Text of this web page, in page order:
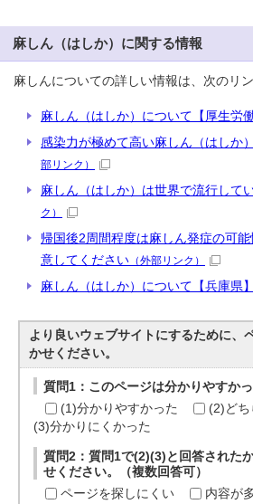
麻しん（はしか）に関する情報
麻しんについての詳しい情報は、次のリ
麻しん（はしか）について【厚生労働
感染力が極めて高い麻しん（はしか
部リンク）
麻しん（はしか）は世界で流行して
ク）
帰国後2周間程度は麻しん発症の可
意してください （外部リンク）
麻しん（はしか）について【兵庫県】
より良いウェブサイトにするために、
かせください。
質問1：このページは分かりやすか
(1)分かりやすかった
(2)ど
(3)分かりにくかった
質問2：質問1で(2)(3)と回答された
せください。（複数回答可）
ページを探しにくい
内容が